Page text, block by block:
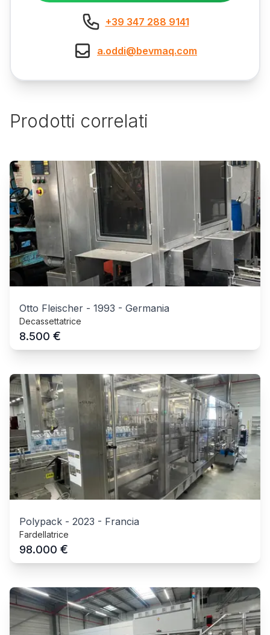
+39 347 288 9141
a.oddi@bevmaq.com
Prodotti correlati
Otto Fleischer - 1993 - Germania
Decassettatrice
8.500 €
Polypack - 2023 - Francia
Fardellatrice
98.000 €